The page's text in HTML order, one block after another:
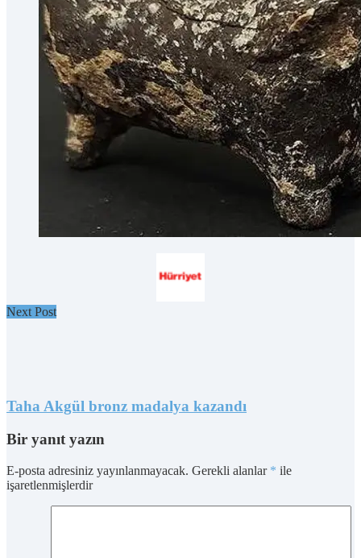
Next Post
Taha Akgül bronz madalya kazandı
Bir yanıt yazın
E-posta adresiniz yayınlanmayacak. Gerekli alanlar * ile
işaretlenmişlerdir